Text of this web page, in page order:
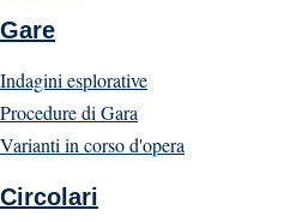
Gare
Indagini esplorative
Procedure di Gara
Varianti in corso d'opera
Circolari